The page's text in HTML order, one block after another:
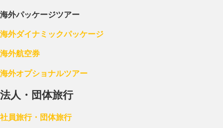
海外パッケージツアー
海外ダイナミックパッケージ
海外航空券
海外オプショナルツアー
法人・団体旅行
社員旅行・団体旅行